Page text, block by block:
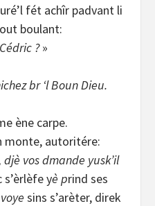
fét achîr padvant li
boulant:
?»
br ‘l Boun Dieu.
ène carpe.
monte, autoritére:
vos dmande yusk’il
s’èrlèfe yè prind ses
sins s’arèter, direk